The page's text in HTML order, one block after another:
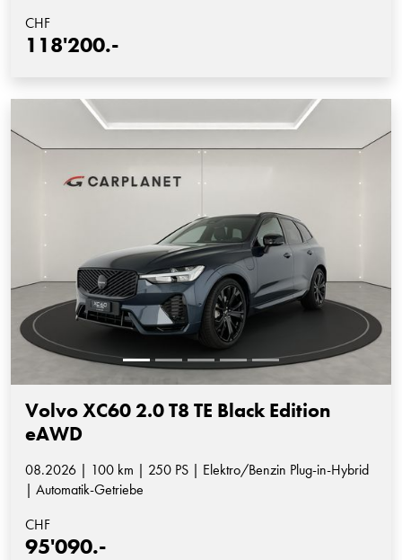
CHF
118'200.-
Volvo XC60 2.0 T8 TE Black Edition
eAWD
08.2026 | 100 km | 250 PS | Elektro/Benzin Plug-in-Hybrid
| Automatik-Getriebe
CHF
95'090.-